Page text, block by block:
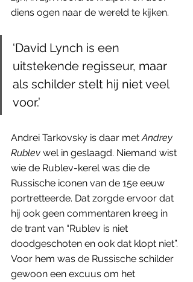
diens ogen naar de wereld te kijken.
‘David Lynch is een
uitstekende regisseur, maar
als schilder stelt hij niet veel
voor.’
Andrei Tarkovsky is daar met Andrey
Rublev wel in geslaagd. Niemand wist
wie de Rublev-kerel was die de
Russische iconen van de 15e eeuw
portretteerde. Dat zorgde ervoor dat
hij ook geen commentaren kreeg in
de trant van “Rublev is niet
doodgeschoten en ook dat klopt niet”.
Voor hem was de Russische schilder
gewoon een excuus om het